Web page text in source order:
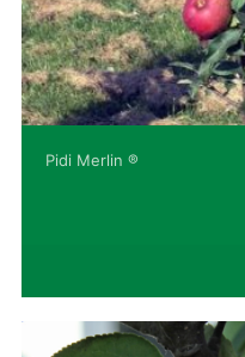
Pidi Merlin ®